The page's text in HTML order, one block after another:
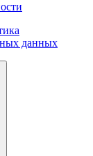
данных